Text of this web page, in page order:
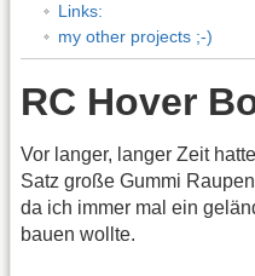
Links:
my other projects ;-)
RC Hover
Vor langer, langer Zeit
Satz große Gummi
da ich immer mal ein
bauen wollte.